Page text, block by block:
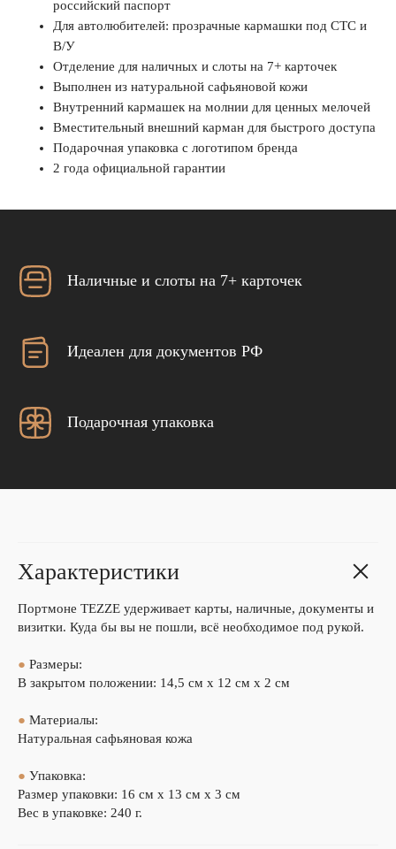
российский паспорт
Для автолюбителей: прозрачные кармашки под СТС и
В/У
Отделение для наличных и слоты на 7+ карточек
Выполнен из натуральной сафьяновой кожи
Внутренний кармашек на молнии для ценных мелочей
Вместительный внешний карман для быстрого доступа
Подарочная упаковка с логотипом бренда
2 года официальной гарантии
Наличные и слоты на 7+ карточек
Идеален для документов РФ
Подарочная упаковка
Характеристики
Портмоне TEZZE удерживает карты, наличные, документы и
визитки. Куда бы вы не пошли, всё необходимое под рукой.
● Размеры:
В закрытом положении: 14,5 см х 12 см х 2 см
● Материалы:
Натуральная сафьяновая кожа
● Упаковка:
Размер упаковки: 16 см х 13 см х 3 см
Вес в упаковке: 240 г.